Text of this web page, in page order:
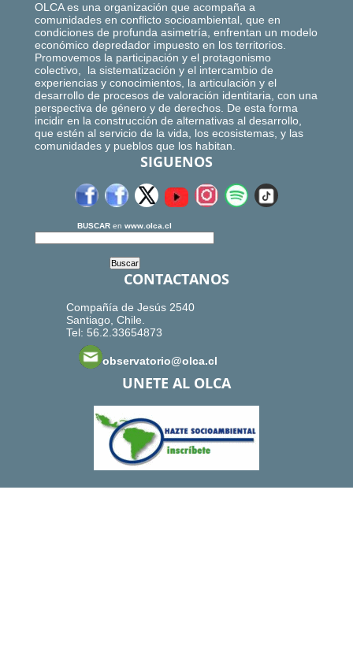
OLCA es una organización que acompaña a
comunidades en conflicto socioambiental, que en
condiciones de profunda asimetría, enfrentan un modelo
económico depredador impuesto en los territorios.
Promovemos la participación y el protagonismo
colectivo, la sistematización y el intercambio de
experiencias y conocimientos, la articulación y el
desarrollo de procesos de valoración identitaria, con una
perspectiva de género y de derechos. De esta forma
incidir en la construcción de alternativas al desarrollo,
que estén al servicio de la vida, los ecosistemas, y las
comunidades y pueblos que los habitan.
SIGUENOS
BUSCAR en www.olca.cl
CONTACTANOS
Compañía de Jesús 2540
Santiago, Chile.
Tel: 56.2.33654873
observatorio@olca.cl
UNETE AL OLCA